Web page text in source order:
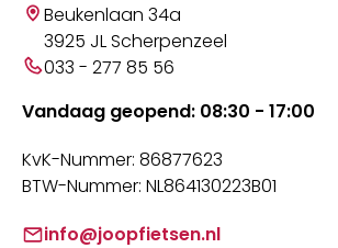
Beukenlaan 34a
3925 JL Scherpenzeel
033 - 277 85 56
Vandaag geopend: 08:30 - 17:00
KvK-Nummer: 86877623
BTW-Nummer: NL864130223B01
info@joopfietsen.nl